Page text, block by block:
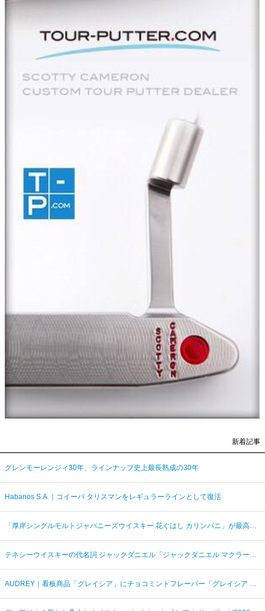
新着記事
グレンモーレンジィ30年、ラインナップ史上最長熟成の30年
Habanos S.A.｜コイーバ タリスマンをレギュラーラインとして復活
「厚岸シングルモルトジャパニーズウイスキー 花ぐはし カリンパニ」が最高金賞、ジャパングランプリ受賞
テネシーウイスキーの代名詞 ジャックダニエル「ジャックダニエル マクラーレン2026ラベル」を数量限定発売
AUDREY｜看板商品「グレイシア」にチョコミントフレーバー「グレイシア チョコミンティ」が新登場